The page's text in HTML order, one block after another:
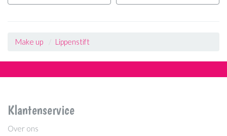
Make up Lippenstift
Klantenservice
Over ons